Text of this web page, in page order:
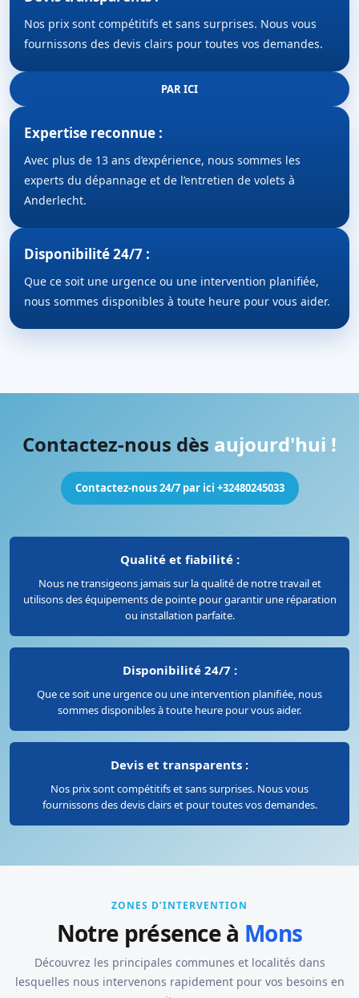
Nos prix sont compétitifs et sans surprises. Nous vous
fournissons des devis clairs pour toutes vos demandes.
PAR ICI
Expertise reconnue :
Avec plus de 13 ans d’expérience, nous sommes les
experts du dépannage et de l’entretien de volets à
Anderlecht.
Disponibilité 24/7 :
Que ce soit une urgence ou une intervention planifiée,
nous sommes disponibles à toute heure pour vous aider.
Contactez-nous dès aujourd'hui !
Contactez-nous 24/7 par ici +32480245033
Qualité et fiabilité :
Nous ne transigeons jamais sur la qualité de notre travail et
utilisons des équipements de pointe pour garantir une réparation
ou installation parfaite.
Disponibilité 24/7 :
Que ce soit une urgence ou une intervention planifiée, nous
sommes disponibles à toute heure pour vous aider.
Devis et transparents :
Nos prix sont compétitifs et sans surprises. Nous vous
fournissons des devis clairs et pour toutes vos demandes.
ZONES D’INTERVENTION
Notre présence à Mons
Découvrez les principales communes et localités dans
lesquelles nous intervenons rapidement pour vos besoins en